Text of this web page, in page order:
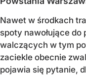
Nawet w środkach
spoty nawołujące do
walczących w tym
zaciekle obecnie
pojawia się pytanie,